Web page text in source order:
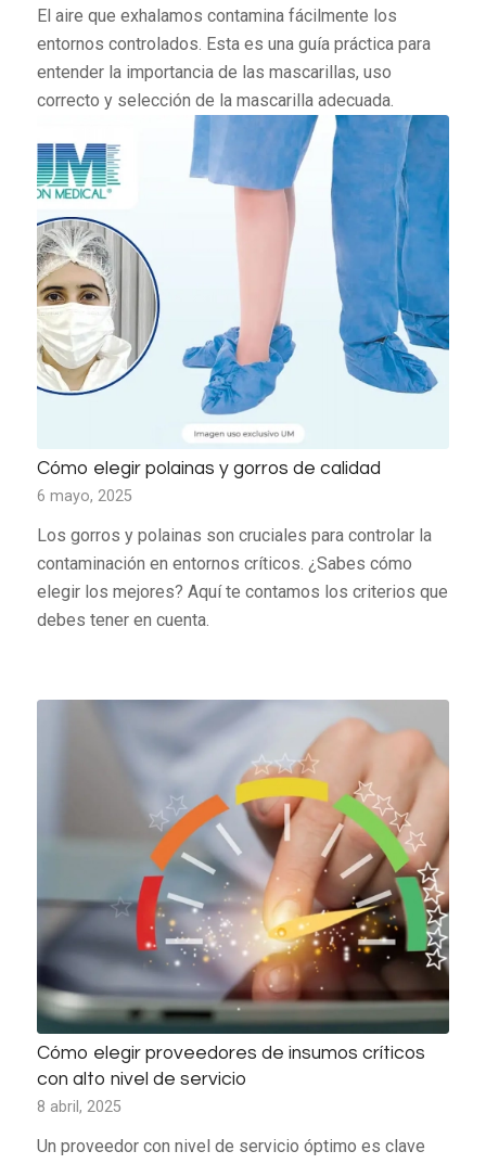
El aire que exhalamos contamina fácilmente los
entornos controlados. Esta es una guía práctica para
entender la importancia de las mascarillas, uso
correcto y selección de la mascarilla adecuada.
Cómo elegir polainas y gorros de calidad
6 mayo, 2025
Los gorros y polainas son cruciales para controlar la
contaminación en entornos críticos. ¿Sabes cómo
elegir los mejores? Aquí te contamos los criterios que
debes tener en cuenta.
Cómo elegir proveedores de insumos críticos
con alto nivel de servicio
8 abril, 2025
Un proveedor con nivel de servicio óptimo es clave